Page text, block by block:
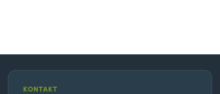
KONTAKT